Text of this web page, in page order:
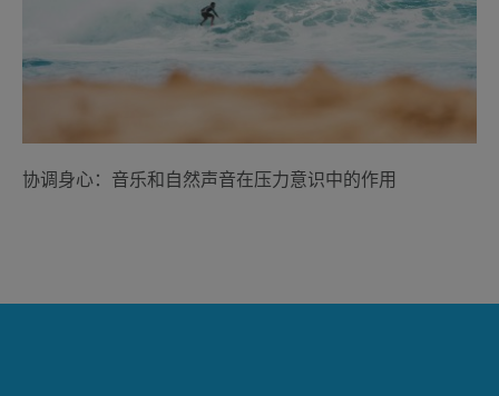
协调身心：音乐和自然声音在压力意识中的作用